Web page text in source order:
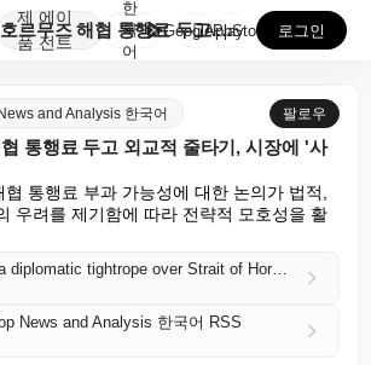
제
품
에이
전트
오만, 호르무즈 해협 통행료 두고 외교적 줄타기, 시장...
한
국
어
GooglePlay
AppStore 로그인
and Analysis 한국어 팔로우
통행료 두고 외교적 줄타기, 시장에 '사
통행료 부과 가능성에 대한 논의가 법적,
우려를 제기함에 따라 전략적 모호성을 활
Oman walks a diplomatic tightrope over Strait of Hormuz fees, creating a ‘blind spot’ for markets
News and Analysis 한국어 RSS